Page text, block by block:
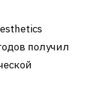
получил